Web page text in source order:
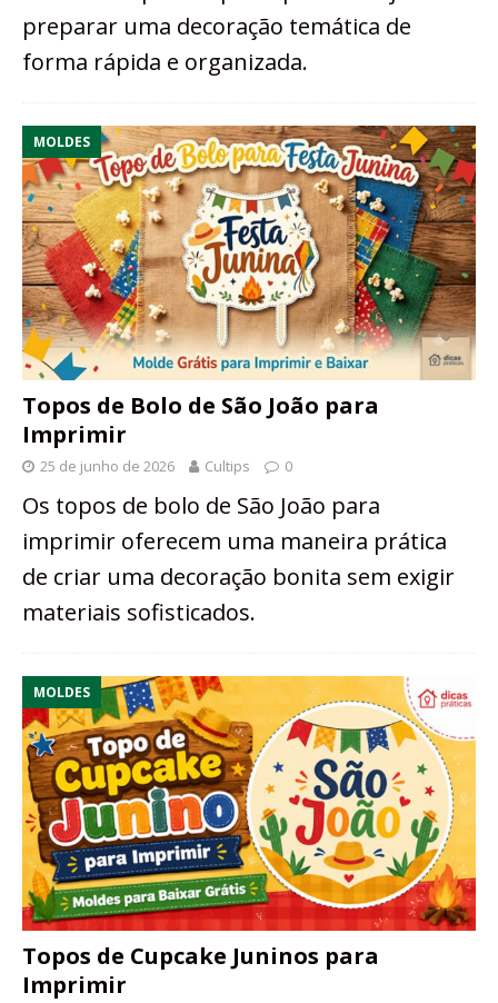
preparar uma decoração temática de
forma rápida e organizada.
MOLDES
Topos de Bolo de São João para
Imprimir
25 de junho de 2026 Cultips 0
Os topos de bolo de São João para
imprimir oferecem uma maneira prática
de criar uma decoração bonita sem exigir
materiais sofisticados.
MOLDES
Topos de Cupcake Juninos para
Imprimir